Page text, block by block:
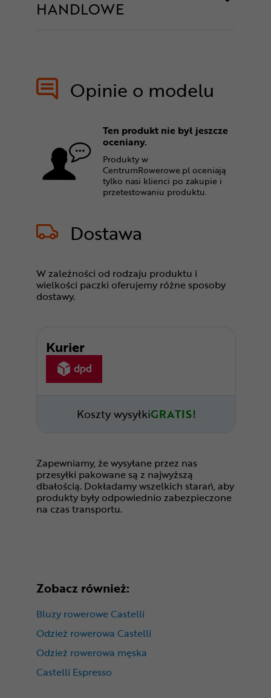
HANDLOWE
Opinie o modelu
Ten produkt nie był jeszcze
oceniany.
Produkty w
CentrumRowerowe.pl oceniają
tylko nasi klienci po zakupie i
przetestowaniu produktu.
Dostawa
W zależności od rodzaju produktu i
wielkości paczki oferujemy różne sposoby
dostawy.
Kurier
Koszty wysyłkiGRATIS!
Zapewniamy, że wysyłane przez nas
przesyłki pakowane są z najwyższą
dbałością. Dokładamy wszelkich starań, aby
produkty były odpowiednio zabezpieczone
na czas transportu.
Zobacz również:
Bluzy rowerowe Castelli
Odzież rowerowa Castelli
Odzież rowerowa męska
Castelli Espresso